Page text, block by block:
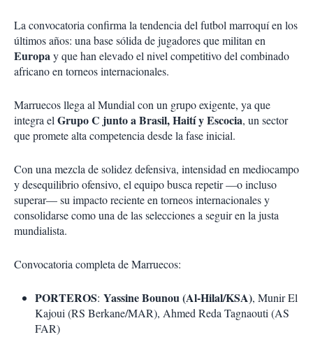
La convocatoria confirma la tendencia del futbol marroquí en los
últimos años: una base sólida de jugadores que militan en
Europay que han elevado el nivel competitivo del combinado
africano en torneos internacionales.
Marruecos llega al Mundial con un grupo exigente, ya que
integra elGrupo C junto a Brasil, Haití y Escocia, un sector
que promete alta competencia desde la fase inicial.
Con una mezcla de solidez defensiva, intensidad en mediocampo
y desequilibrio ofensivo, el equipo busca repetir —o incluso
superar— su impacto reciente en torneos internacionales y
consolidarse como una de las selecciones a seguir en la justa
mundialista.
Convocatoria completa de Marruecos:
PORTEROS: Yassine Bounou (Al-Hilal/KSA), Munir El
Kajoui (RS Berkane/MAR), Ahmed Reda Tagnaouti (AS
FAR)